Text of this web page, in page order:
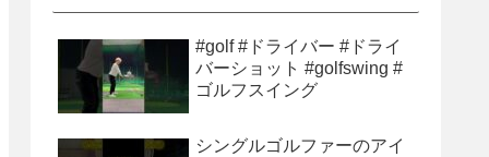
#golf #ドライバー #ドライ
バーショット #golfswing #
ゴルフスイング
シングルゴルファーのアイ